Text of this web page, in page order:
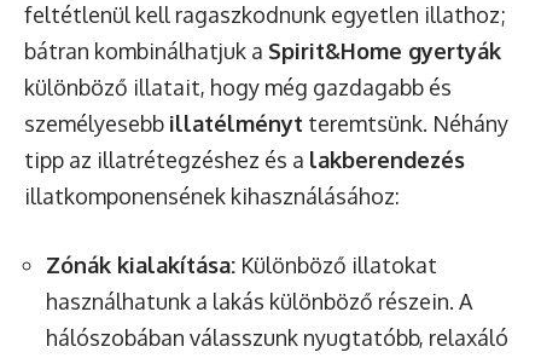
feltétlenül kell ragaszkodnunk egyetlen illathoz;
bátran kombinálhatjuk a Spirit&Home gyertyák
különböző illatait, hogy még gazdagabb és
személyesebb illatélményt teremtsünk. Néhány
tipp az illatrétegzéshez és a lakberendezés
illatkomponensének kihasználásához:
Zónák kialakítása: Különböző illatokat
használhatunk a lakás különböző részein. A
hálószobában válasszunk nyugtatóbb, relaxáló